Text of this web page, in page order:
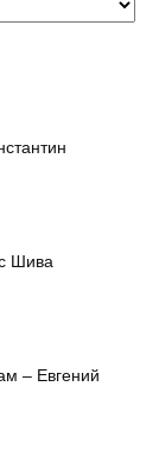
Шива
– Евгений